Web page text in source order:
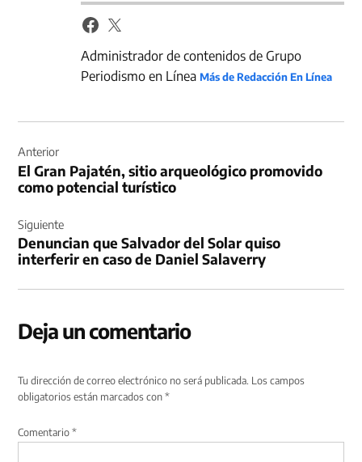
Administrador de contenidos de Grupo
Periodismo en LíneaMás de Redacción En Línea
de
entradas
Anterior
El Gran Pajatén, sitio arqueológico promovido
como potencial turístico
Siguiente
Denuncian que Salvador del Solar quiso
interferir en caso de Daniel Salaverry
Deja un comentario
Tu dirección de correo electrónico no será publicada. Los campos
obligatorios están marcados con*
Comentario*